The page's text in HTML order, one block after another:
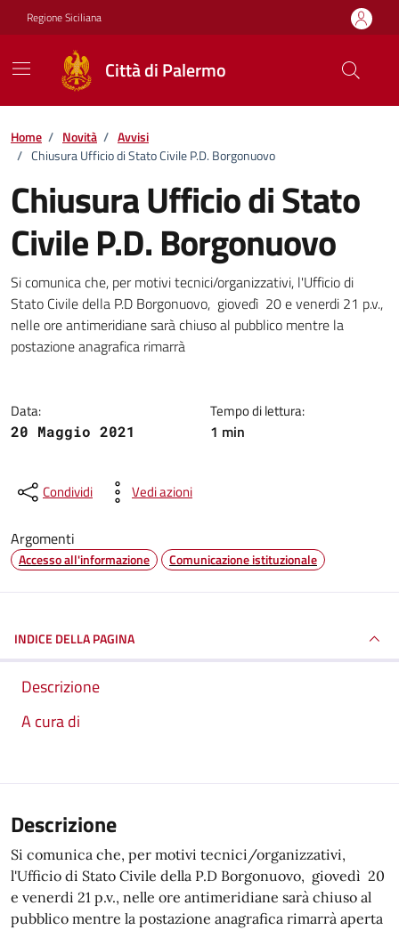
Vai ai contenuti
Vai al footer
Regione Siciliana
Città di Palermo
Home / Novità / Avvisi
/ Chiusura Ufficio di Stato Civile P.D. Borgonuovo
Chiusura Ufficio di Stato
Civile P.D. Borgonuovo
Dettagli della notizia
Si comunica che, per motivi tecnici/organizzativi, l'Ufficio di
Stato Civile della P.D Borgonuovo, giovedì 20 e venerdi 21 p.v.,
nelle ore antimeridiane sarà chiuso al pubblico mentre la
postazione anagrafica rimarrà
Data:
20 Maggio 2021
Tempo di lettura:
1 min
Condividi Vedi azioni
Argomenti
Accesso all'informazione Comunicazione istituzionale
INDICE DELLA PAGINA
Descrizione
A cura di
Descrizione
Si comunica che, per motivi tecnici/organizzativi,
l'Ufficio di Stato Civile della P.D Borgonuovo, giovedì 20
e venerdi 21 p.v., nelle ore antimeridiane sarà chiuso al
pubblico mentre la postazione anagrafica rimarrà aperta